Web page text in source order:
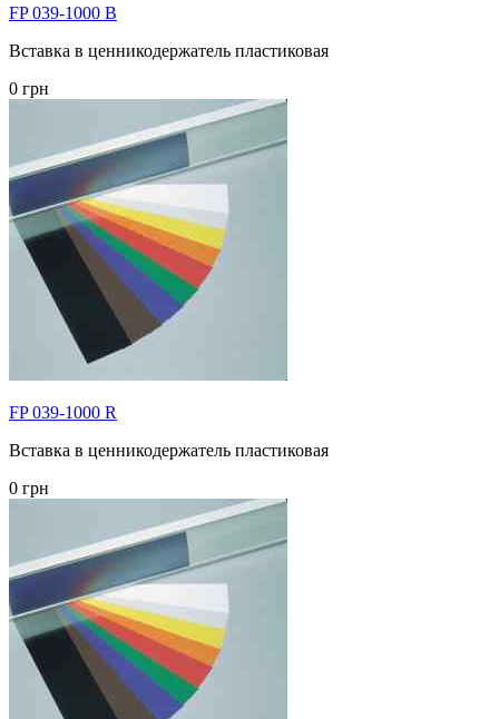
FP 039-1000 B
Вставка в ценникодержатель пластиковая
0 грн
FP 039-1000 R
Вставка в ценникодержатель пластиковая
0 грн